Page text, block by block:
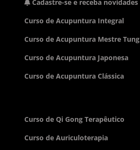
Cadastre-se e receba novidades
Curso de Acupuntura Integral
Curso de Acupuntura Mestre Tung
Curso de Acupuntura Japonesa
Curso de Acupuntura Clássica
Curso de Qi Gong Terapêutico
Curso de Auriculoterapia